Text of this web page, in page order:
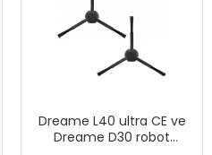
Dreame L40 ultra CE ve
Dreame D30 robot